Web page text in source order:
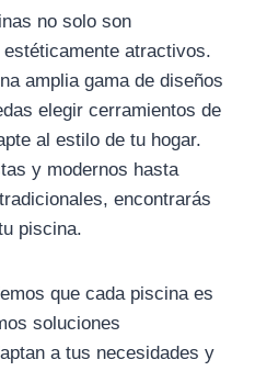
no solo son
atractivos.
amplia gama de diseños
elegir cerramientos de
al estilo de tu hogar.
y modernos hasta
encontrarás
piscina.
que cada piscina es
soluciones
a tus necesidades y